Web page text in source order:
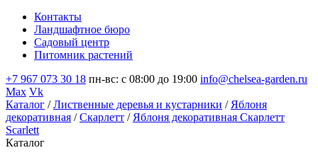
Контакты
Ландшафтное бюро
Садовый центр
Питомник растений
+7 967 073 30 18 пн-вс: с 08:00 до 19:00 info@chelsea-garden.ru
Max Vk
Каталог /Лиственные деревья и кустарники / Яблоня
декоративная /Скарлетт / Яблоня декоративная Скарлетт
Scarlett
Каталог